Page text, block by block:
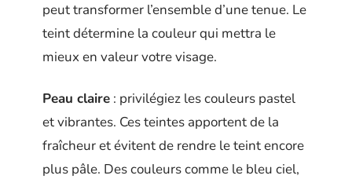
peut transformer l’ensemble d’une tenue. Le
teint détermine la couleur qui mettra le
mieux en valeur votre visage.
Peau claire : privilégiez les couleurs pastel
et vibrantes. Ces teintes apportent de la
fraîcheur et évitent de rendre le teint encore
plus pâle. Des couleurs comme le bleu ciel,